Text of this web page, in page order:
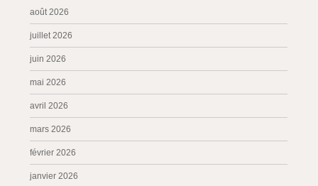
août 2026
juillet 2026
juin 2026
mai 2026
avril 2026
mars 2026
février 2026
janvier 2026